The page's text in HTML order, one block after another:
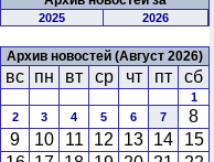
2025 2026
Архив новостей (Август 2026)
вс пн вт ср чт пт сб
1
2
3 4 5 6 7
8
9
10 11 12 13 14
15